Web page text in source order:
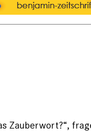
Zauberwort?“,